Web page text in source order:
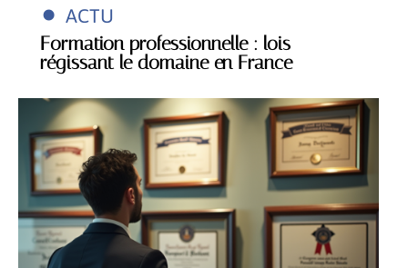
ACTU
Formation professionnelle : lois
régissant le domaine en France